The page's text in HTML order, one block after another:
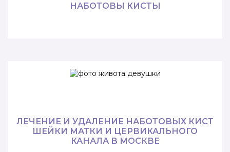
НАБОТОВЫ КИСТЫ
ЛЕЧЕНИЕ И УДАЛЕНИЕ НАБОТОВЫХ КИСТ
ШЕЙКИ МАТКИ И ЦЕРВИКАЛЬНОГО
КАНАЛА В МОСКВЕ